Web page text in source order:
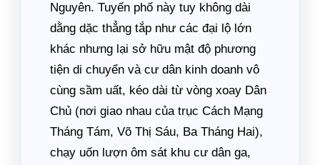
Nguyên. Tuyến phố này tuy không dài
dằng dặc thẳng tắp như các đại lộ lớn
khác nhưng lại sở hữu mật độ phương
tiện di chuyển và cư dân kinh doanh vô
cùng sầm uất, kéo dài từ vòng xoay Dân
Chủ (nơi giao nhau của trục Cách Mạng
Tháng Tám, Võ Thị Sáu, Ba Tháng Hai),
chạy uốn lượn ôm sát khu cư dân ga,